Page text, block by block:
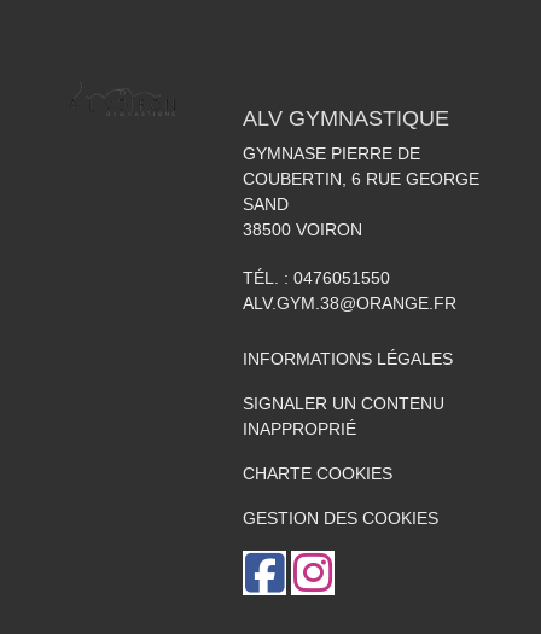
ALV GYMNASTIQUE
GYMNASE PIERRE DE
COUBERTIN, 6 RUE GEORGE
SAND
38500 VOIRON
TÉL. : 0476051550
ALV.GYM.38@ORANGE.FR
INFORMATIONS LÉGALES
SIGNALER UN CONTENU
INAPPROPRIÉ
CHARTE COOKIES
GESTION DES COOKIES